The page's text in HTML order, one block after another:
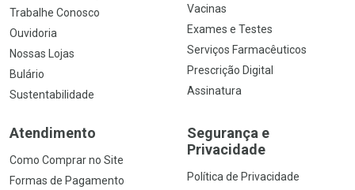
Trabalhe Conosco
Ouvidoria
Nossas Lojas
Bulário
Sustentabilidade
Vacinas
Exames e Testes
Serviços Farmacêuticos
Prescrição Digital
Assinatura
Atendimento
Como Comprar no Site
Formas de Pagamento
Segurança e
Privacidade
Política de Privacidade